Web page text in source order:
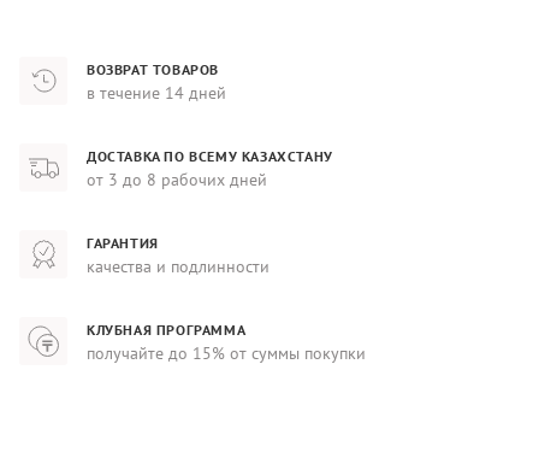
ВОЗВРАТ ТОВАРОВ
в течение 14 дней
ДОСТАВКА ПО ВСЕМУ КАЗАХСТАНУ
от 3 до 8 рабочих дней
ГАРАНТИЯ
качества и подлинности
КЛУБНАЯ ПРОГРАММА
получайте до 15% от суммы покупки